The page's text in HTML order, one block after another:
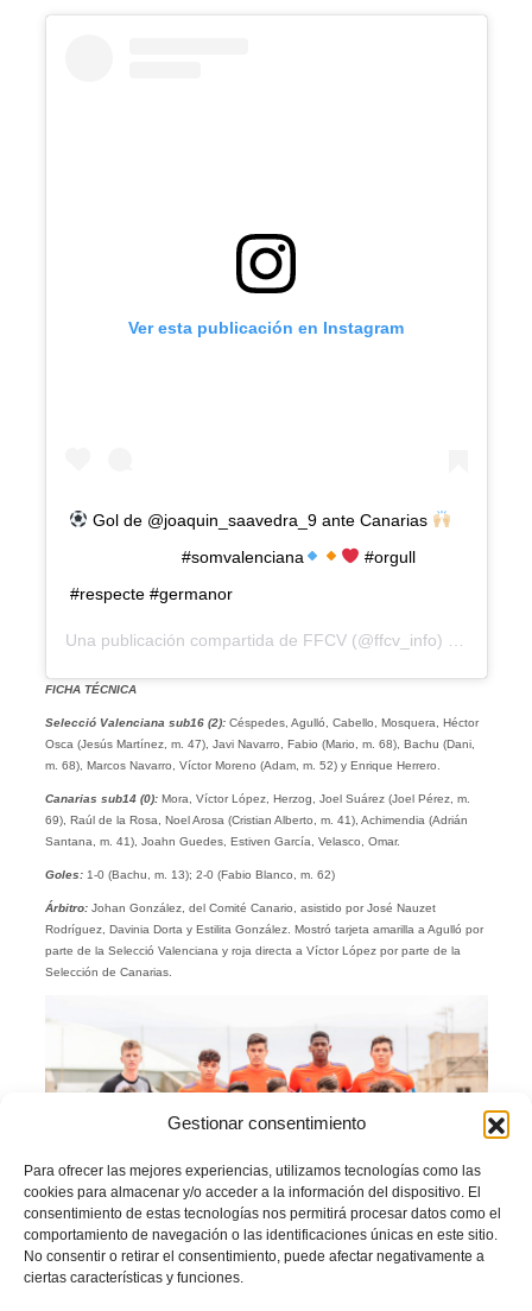
Gestionar consentimiento
Para ofrecer las mejores experiencias, utilizamos tecnologías como las
cookies para almacenar y/o acceder a la información del dispositivo. El
consentimiento de estas tecnologías nos permitirá procesar datos como el
comportamiento de navegación o las identificaciones únicas en este sitio.
No consentir o retirar el consentimiento, puede afectar negativamente a
ciertas características y funciones.
Ver esta publicación en Instagram
Gol de @joaquin_saavedra_9 ante Canarias
⠀⠀⠀⠀⠀⠀⠀⠀⠀ #somvalenciana
#orgull
#respecte #germanor
Una publicación compartida de FFCV(@ffcv_info) el
FICHA TÉCNICA
Selecció Valenciana sub16 (2):Céspedes, Agulló, Cabello, Mosquera, Héctor
Osca (Jesús Martínez, m. 47), Javi Navarro, Fabio (Mario, m. 68), Bachu (Dani,
m. 68), Marcos Navarro, Víctor Moreno (Adam, m. 52) y Enrique Herrero.
Canarias sub14 (0):Mora, Víctor López, Herzog, Joel Suárez (Joel Pérez, m.
69), Raúl de la Rosa, Noel Arosa (Cristian Alberto, m. 41), Achimendia (Adrián
Santana, m. 41), Joahn Guedes, Estiven García, Velasco, Omar.
Goles:1-0 (Bachu, m. 13); 2-0 (Fabio Blanco, m. 62)
Árbitro:Johan González, del Comité Canario, asistido por José Nauzet
Rodríguez, Davinia Dorta y Estilita González. Mostró tarjeta amarilla a Agulló por
parte de la Selecció Valenciana y roja directa a Víctor López por parte de la
Selección de Canarias.